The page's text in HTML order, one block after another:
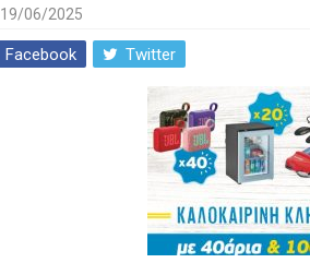
19/06/2025
Facebook Twitter